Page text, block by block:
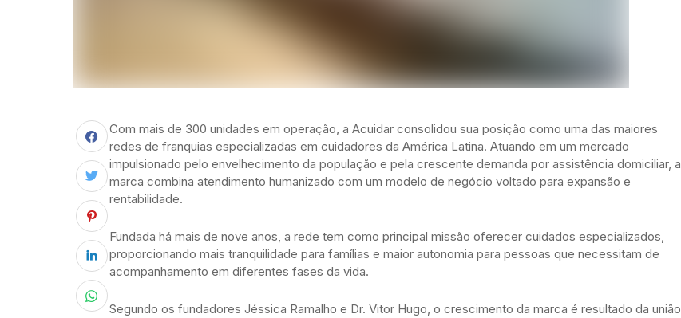
Com mais de 300 unidades em operação, a Acuidar consolidou sua posição como uma das maiores
redes de franquias especializadas em cuidadores da América Latina. Atuando em um mercado
impulsionado pelo envelhecimento da população e pela crescente demanda por assistência domiciliar, a
marca combina atendimento humanizado com um modelo de negócio voltado para expansão e
rentabilidade.
Fundada há mais de nove anos, a rede tem como principal missão oferecer cuidados especializados,
proporcionando mais tranquilidade para famílias e maior autonomia para pessoas que necessitam de
acompanhamento em diferentes fases da vida.
Segundo os fundadores Jéssica Ramalho e Dr. Vitor Hugo, o crescimento da marca é resultado da união